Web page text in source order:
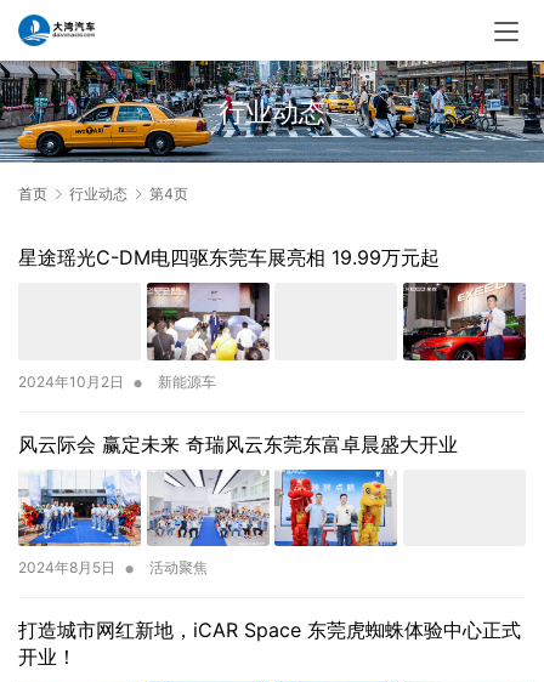
行业动态
首页 行业动态 第4页
星途瑶光C-DM电四驱东莞车展亮相 19.99万元起
2024年10月2日 • 新能源车
风云际会 赢定未来 奇瑞风云东莞东富卓晨盛大开业
2024年8月5日 • 活动聚焦
打造城市网红新地，iCAR Space 东莞虎蜘蛛体验中心正式
开业！